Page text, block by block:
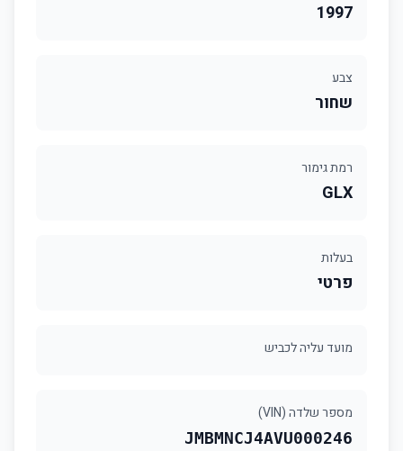
1997
צבע
שחור
רמת גימור
GLX
בעלות
פרטי
מועד עליה לכביש
מספר שלדה (VIN)
JMBMNCJ4AVU000246